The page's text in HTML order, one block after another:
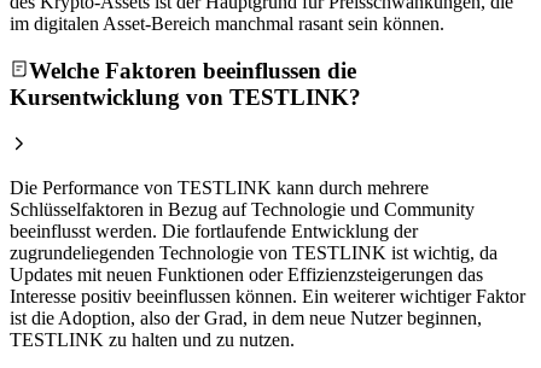
im digitalen Asset-Bereich manchmal rasant sein können.
Welche Faktoren beeinflussen die
Kursentwicklung von TESTLINK?
Die Performance von TESTLINK kann durch mehrere
Schlüsselfaktoren in Bezug auf Technologie und Community
beeinflusst werden. Die fortlaufende Entwicklung der
zugrundeliegenden Technologie von TESTLINK ist wichtig, da
Updates mit neuen Funktionen oder Effizienzsteigerungen das
Interesse positiv beeinflussen können. Ein weiterer wichtiger Faktor
ist die Adoption, also der Grad, in dem neue Nutzer beginnen,
TESTLINK zu halten und zu nutzen.